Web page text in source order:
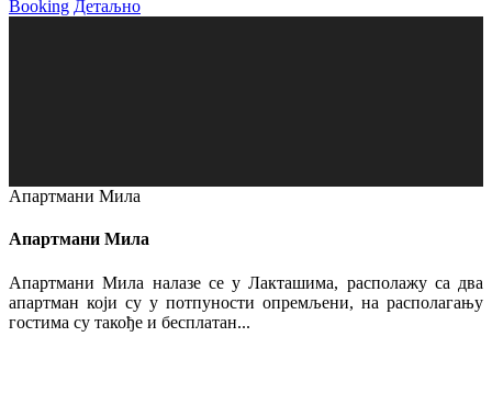
Booking Детаљно
Апартмани Мила
Апартмани Мила
Апартмани Мила налазе се у Лакташима, располажу са два
апартман који су у потпуности опремљени, на располагању
гостима су такође и бесплатан...